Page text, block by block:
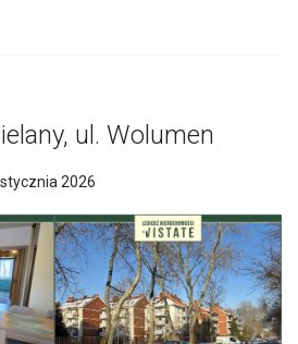
ul. Wolumen
2026